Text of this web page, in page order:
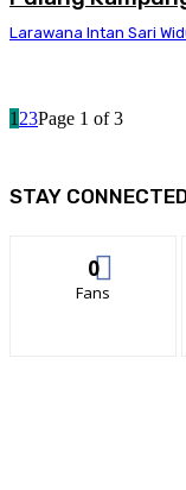
Larawana Intan Sari
1 23Page 1 of 3
STAY
0
Fans